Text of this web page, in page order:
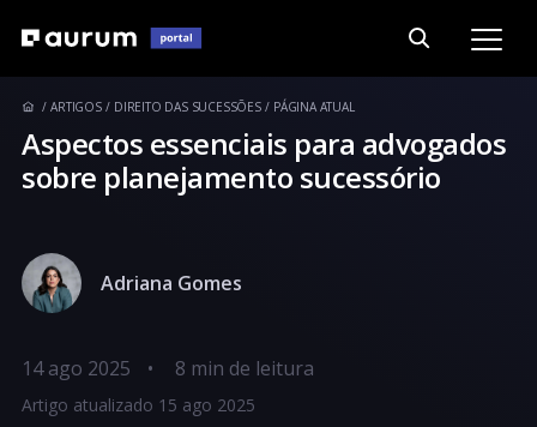
ARTIGOS DIREITO DAS SUCESSÕES PÁGINA ATUAL
Aspectos essenciais para advogados
sobre planejamento sucessório
Adriana Gomes
14 ago 2025 •
Artigo atualizado 15 ago 2025